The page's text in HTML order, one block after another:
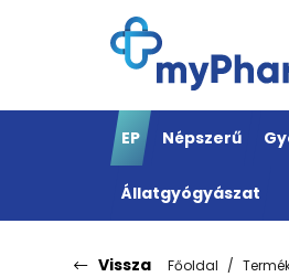
EP Népszerű
Állatgyógyászat
Vissza Főoldal